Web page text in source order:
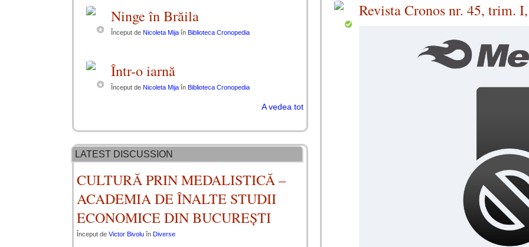
Revista Cronos nr. 45, trim.
Ninge în Brăila
Început de Nicoleta Mija în Biblioteca Cronopedia
Într-o iarnă
Început de Nicoleta Mija în Biblioteca Cronopedia
A vedea tot
LATEST DISCUSSION
CULTURĂ PRIN MEDALISTICĂ –
ACADEMIA DE ÎNALTE STUDII
ECONOMICE DIN BUCUREȘTI
Început de Victor Bivolu în Diverse